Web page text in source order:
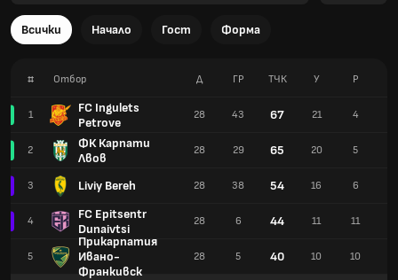
Всички Начало Гост Форма
# Отбор
1
FC Ingulets
Petrove
2
ФК Карпати
Лвов
3 Liviy Bereh
4
FC Epitsentr
Dunaivtsi
5
Прикарпатия
Ивано-
Франкивск
Д ГР TЧК У Р
28 43 67 21 4
28 29 65 20 5
28 38 54 16 6
28 6 44 11 11
28 5 40 10 10